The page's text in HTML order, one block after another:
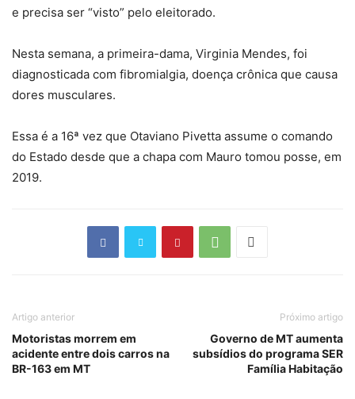
e precisa ser “visto” pelo eleitorado.
Nesta semana, a primeira-dama, Virginia Mendes, foi
diagnosticada com fibromialgia, doença crônica que causa
dores musculares.
Essa é a 16ª vez que Otaviano Pivetta assume o comando
do Estado desde que a chapa com Mauro tomou posse, em
2019.
Artigo anterior
Motoristas morrem em
acidente entre dois carros na
BR-163 em MT
Próximo artigo
Governo de MT aumenta
subsídios do programa SER
Família Habitação